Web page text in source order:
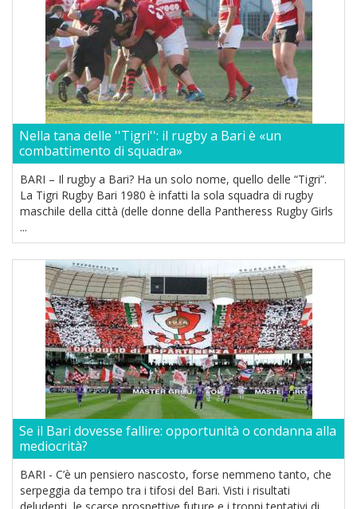
Nella tana delle ''Tigri'': il rugby a Bari è «un
combattimento di squadra»
BARI – Il rugby a Bari? Ha un solo nome, quello delle “Tigri”.
La Tigri Rugby Bari 1980 è infatti la sola squadra di rugby
maschile della città (delle donne della Pantheress Rugby Girls
...
Se il Bari dovesse fallire: opportunità o condanna alla
mediocrità?
BARI - C’è un pensiero nascosto, forse nemmeno tanto, che
serpeggia da tempo tra i tifosi del Bari. Visti i risultati